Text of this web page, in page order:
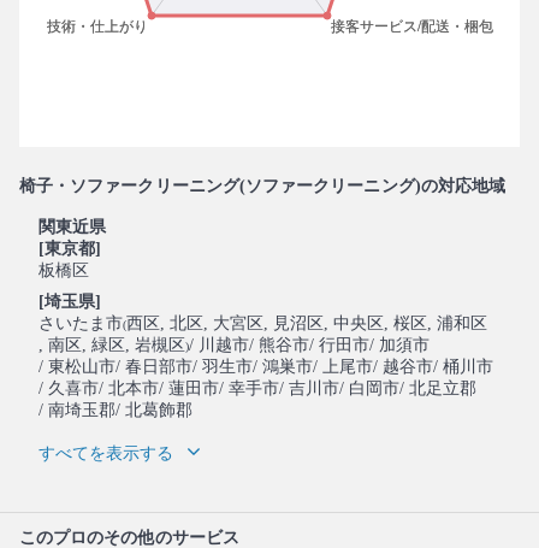
椅子・ソファークリーニング(ソファークリーニング)の対応地域
関東近県
[東京都]
板橋区
[埼玉県]
さいたま市(西区 , 北区 , 大宮区 , 見沼区 , 中央区 , 桜区 , 浦和区
, 南区 , 緑区 , 岩槻区)/ 川越市/ 熊谷市/ 行田市/ 加須市
/ 東松山市/ 春日部市/ 羽生市/ 鴻巣市/ 上尾市/ 越谷市/ 桶川市
/ 久喜市/ 北本市/ 蓮田市/ 幸手市/ 吉川市/ 白岡市/ 北足立郡
/ 南埼玉郡/ 北葛飾郡
すべてを表示する
このプロのその他のサービス